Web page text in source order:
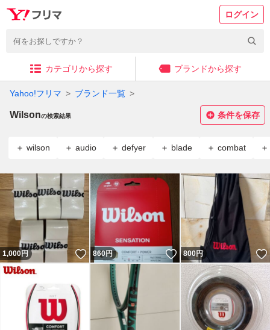
ログイン
カテゴリから探す ブランドから探す
Yahoo!フリマ ブランド一覧
Wilsonの検索結果 条件を保存
wilson audio defyer blade combat
1,000円 いいね！
860円 いいね！
800円